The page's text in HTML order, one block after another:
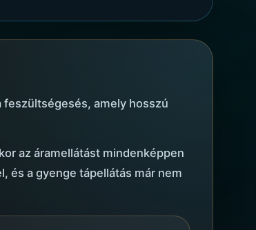
feszültségesés, amely hosszú
az áramellátást mindenképpen
és a gyenge tápellátás már nem